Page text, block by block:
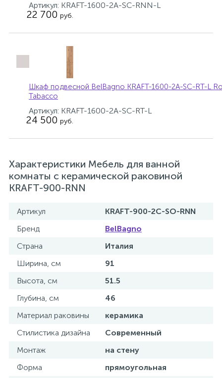
Артикул: KRAFT-1600-2A-SC-RNN-L
22 700 руб.
Шкаф подвесной BelBagno KRAFT-1600-2A-SC-RT-L
Tabacco
Артикул: KRAFT-1600-2A-SC-RT-L
24 500 руб.
Характеристики Мебель для ванной
комнаты с керамической раковиной
KRAFT-900-RNN
Артикул
KRAFT-900-2C-SO-RNN
Бренд
BelBagno
Страна
Италия
Ширина, см
91
Высота, см
51.5
Глубина, см
46
Материал раковины
керамика
Стилистика дизайна
Современный
Монтаж
на стену
Форма
прямоугольная